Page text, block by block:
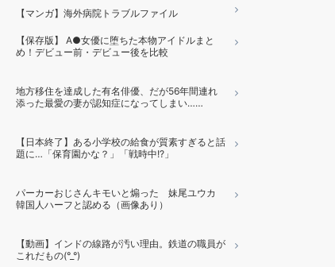
【マンガ】海外病院トラブルファイル
【保存版】 A●女優に堕ちた本物アイドルまと
め！デビュー前・デビュー後を比較
地方移住を達成した有名俳優、だが56年間連れ
添った最愛の妻が認知症になってしまい……
【日本終了】ある小学校の給食が質素すぎると話
題に…「保育園かな？」「戦時中!?」
パーカーおじさんキモいと煽った 妹尾ユウカ
韓国人ハーフと認める（画像あり）
【動画】インドの線路が汚い理由。鉄道の職員が
これだもの(°_°)